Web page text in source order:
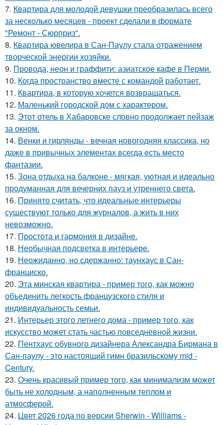
7. Квартира для молодой девушки преобразилась всего
за несколько месяцев - проект сделали в формате
"Ремонт - Сюрприз".
8. Квартира ювелира в Сан-Паулу стала отражением
творческой энергии хозяйки.
9. Провода, неон и граффити: азиатское кафе в Перми.
10. Когда пространство вместе с командой работает.
11. Квартира, в которую хочется возвращаться.
12. Маленький городской дом с характером.
13. Этот отель в Хабаровске словно продолжает пейзаж
за окном.
14. Венки и гирлянды - вечная новогодняя классика, но
даже в привычных элементах всегда есть место
фантазии.
15. Зона отдыха на балконе - мягкая, уютная и идеально
продуманная для вечерних пауз и утреннего света.
16. Принято считать, что идеальные интерьеры
существуют только для журналов, а жить в них
невозможно.
17. Простота и гармония в дизайне.
18. Необычная подсветка в интерьере.
19. Неожиданно, но сдержанно: таунхаус в Сан-
франциско.
20. Эта минская квартира - пример того, как можно
объединить легкость французского стиля и
индивидуальность семьи.
21. Интерьер этого летнего дома - пример того, как
искусство может стать частью повседневной жизни.
22. Пентхаус обувного дизайнера Александра Бирмана в
Сан-паулу - это настоящий гимн бразильскому mid -
Century.
23. Очень красивый пример того, как минимализм может
быть не холодным, а наполненным теплом и
атмосферой.
24. Цвет 2026 года по версии Sherwin - Williams -